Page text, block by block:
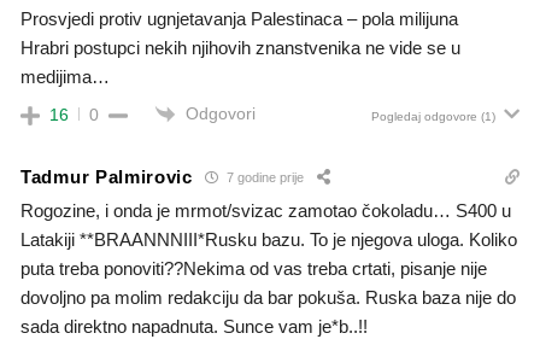
Prosvjedi protiv ugnjetavanja Palestinaca – pola milijuna
Hrabri postupci nekih njihovih znanstvenika ne vide se u
medijima…
16 0 Odgovori Pogledaj odgovore (1)
Tadmur Palmirovic 7 godine prije
Rogozine, i onda je mrmot/svizac zamotao čokoladu… S400 u
Latakiji **BRAANNNIII*Rusku bazu. To je njegova uloga. Koliko
puta treba ponoviti??Nekima od vas treba crtati, pisanje nije
dovoljno pa molim redakciju da bar pokuša. Ruska baza nije do
sada direktno napadnuta. Sunce vam je*b..!!